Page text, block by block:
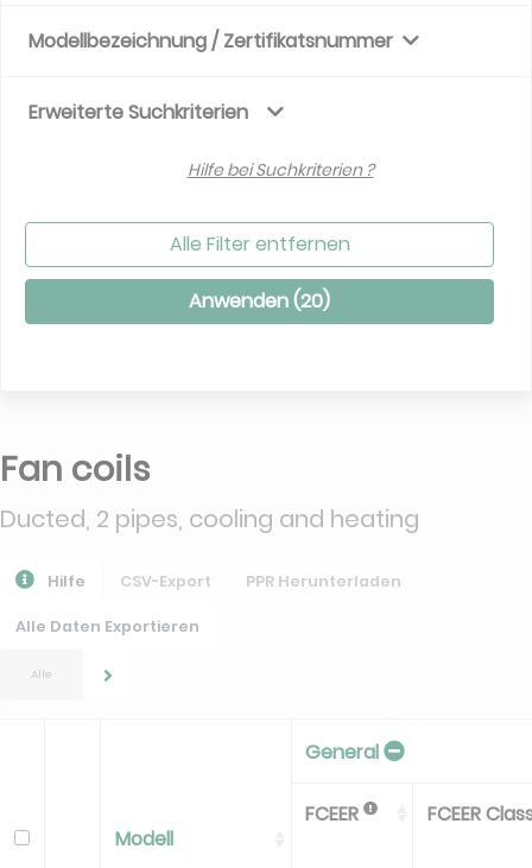
Modellbezeichnung / Zertifikatsnummer
Erweiterte Suchkriterien
Hilfe bei Suchkriterien ?
Alle Filter entfernen
Anwenden (20)
Fan coils
Ducted, 2 pipes, cooling and heating
Hilfe CSV-Export PPR Herunterladen
Alle Daten Exportieren
Alle
Modell
General
FCEER FCEER